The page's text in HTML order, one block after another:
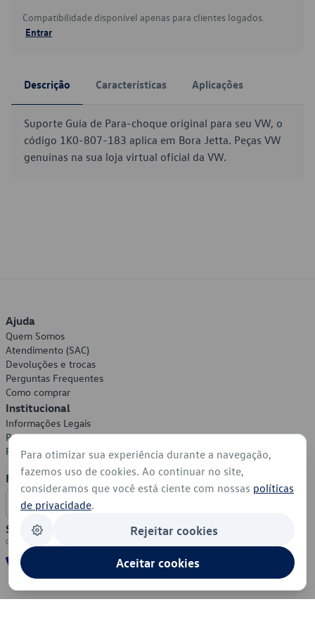
Compatibilidade disponível apenas para clientes logados.
Entrar
Descrição Características Aplicações
Suporte Guia de Para-choque original para seu VW, o
código 1K0-807-183 aplica em Bora Jetta. Peças VW
genuínas na sua loja virtual oficial da VW.
Ajuda
Quem Somos
Atendimento (SAC)
Devoluções e trocas
Perguntas Frequentes
Como comprar
Institucional
Informações Legais
Política de Privacidade
Política de Cookies
Formas de Pagamento
Segurança
Para otimizar sua experiência durante a navegação,
fazemos uso de cookies. Ao continuar no site,
consideramos que você está ciente com nossas políticas
de privacidade.
Rejeitar cookies
Aceitar cookies